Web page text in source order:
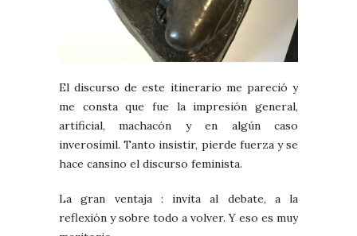
El discurso de este itinerario me pareció y
me consta que fue la impresión general,
artificial, machacón y en algún caso
inverosímil. Tanto insistir, pierde fuerza y se
hace cansino el discurso feminista.
La gran ventaja : invita al debate, a la
reflexión y sobre todo a volver. Y eso es muy